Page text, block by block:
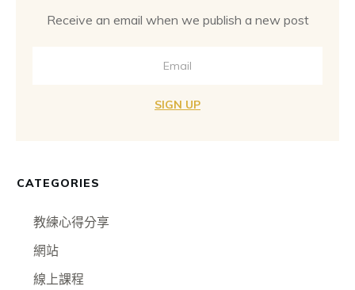
Receive an email when we publish a new post
SIGN UP
CATEGORIES
教練心得分享
網站
線上課程